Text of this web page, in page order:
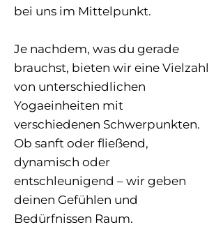
bei uns im Mittelpunkt.
Je nachdem, was du gerade
brauchst, bieten wir eine Vielzahl
von unterschiedlichen
Yogaeinheiten mit
verschiedenen Schwerpunkten.
Ob sanft oder fließend,
dynamisch oder
entschleunigend – wir geben
deinen Gefühlen und
Bedürfnissen Raum.